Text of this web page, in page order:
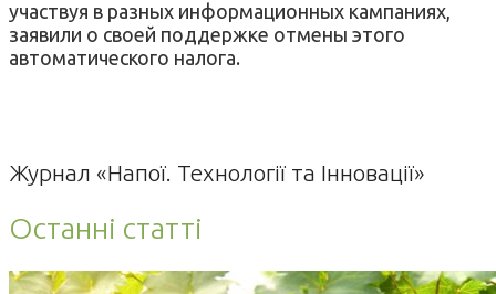
участвуя в разных информационных кампаниях,
заявили о своей поддержке отмены этого
автоматического налога.
Журнал «Напої. Технології та Інновації»
Останні статті